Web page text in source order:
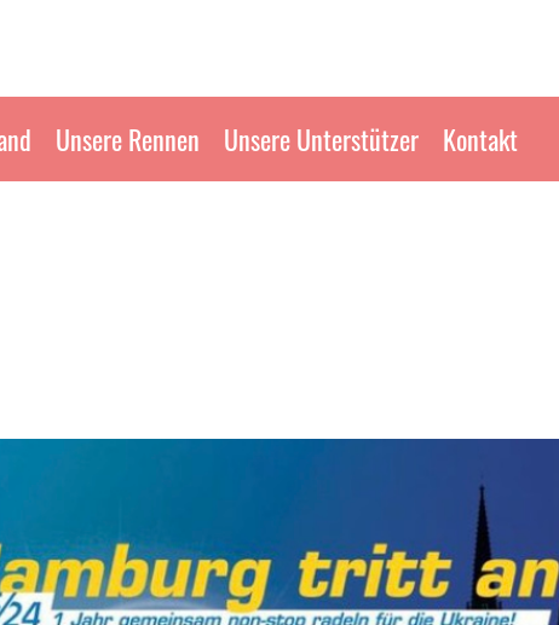
Unsere Rennen Unsere Unterstützer Kontakt